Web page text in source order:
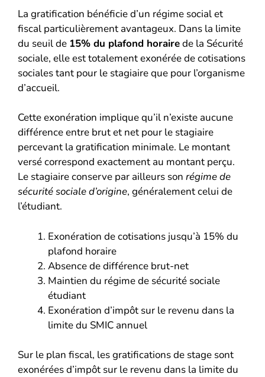
La gratification bénéficie d’un régime social et
fiscal particulièrement avantageux. Dans la limite
du seuil de 15% du plafond horairede la Sécurité
sociale, elle est totalement exonérée de cotisations
sociales tant pour le stagiaire que pour l’organisme
d’accueil.
Cette exonération implique qu’il n’existe aucune
différence entre brut et net pour le stagiaire
percevant la gratification minimale. Le montant
versé correspond exactement au montant perçu.
Le stagiaire conserve par ailleurs son régime de
sécurité sociale d’origine, généralement celui de
l’étudiant.
Exonération de cotisations jusqu’à 15% du
plafond horaire
Absence de différence brut-net
Maintien du régime de sécurité sociale
étudiant
Exonération d’impôt sur le revenu dans la
limite du SMIC annuel
Sur le plan fiscal, les gratifications de stage sont
exonérées d’impôt sur le revenu dans la limite du